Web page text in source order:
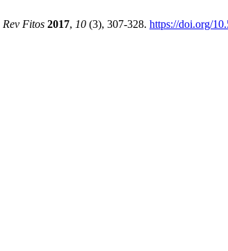
Rev Fitos 2017, 10 (3), 307-328. https://doi.org/